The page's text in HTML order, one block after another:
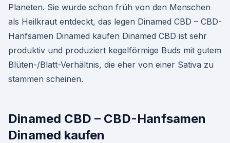
Planeten. Sie wurde schon früh von den Menschen
als Heilkraut entdeckt, das legen Dinamed CBD – CBD-
Hanfsamen Dinamed kaufen Dinamed CBD ist sehr
produktiv und produziert kegelförmige Buds mit gutem
Blüten-/Blatt-Verhältnis, die eher von einer Sativa zu
stammen scheinen.
Dinamed CBD – CBD-Hanfsamen
Dinamed kaufen